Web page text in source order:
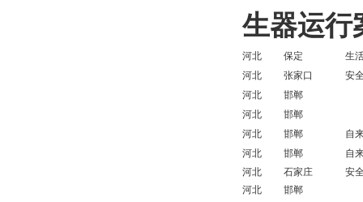
生器运行
河北 保定
生
河北
张家口
安
河北
邯郸
河北
邯郸
河北
邯郸
自
河北
邯郸
自
河北
石家庄
安
河北
邯郸